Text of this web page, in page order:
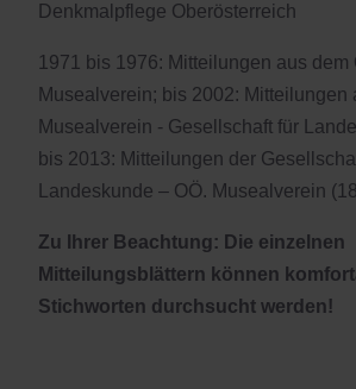
Denkmalpflege Oberösterreich
1971 bis 1976: Mitteilungen aus dem
Musealverein; bis 2002: Mitteilungen
Musealverein - Gesellschaft für
bis 2013: Mitteilungen der
Landeskunde – OÖ. Musealverein
Zu Ihrer Beachtung: Die einzelnen
Mitteilungsblättern können
Stichworten durchsucht werden!